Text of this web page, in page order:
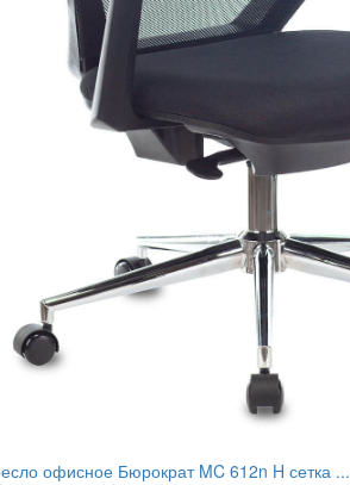
офисное Бюрократ MC 612n H сетка ...